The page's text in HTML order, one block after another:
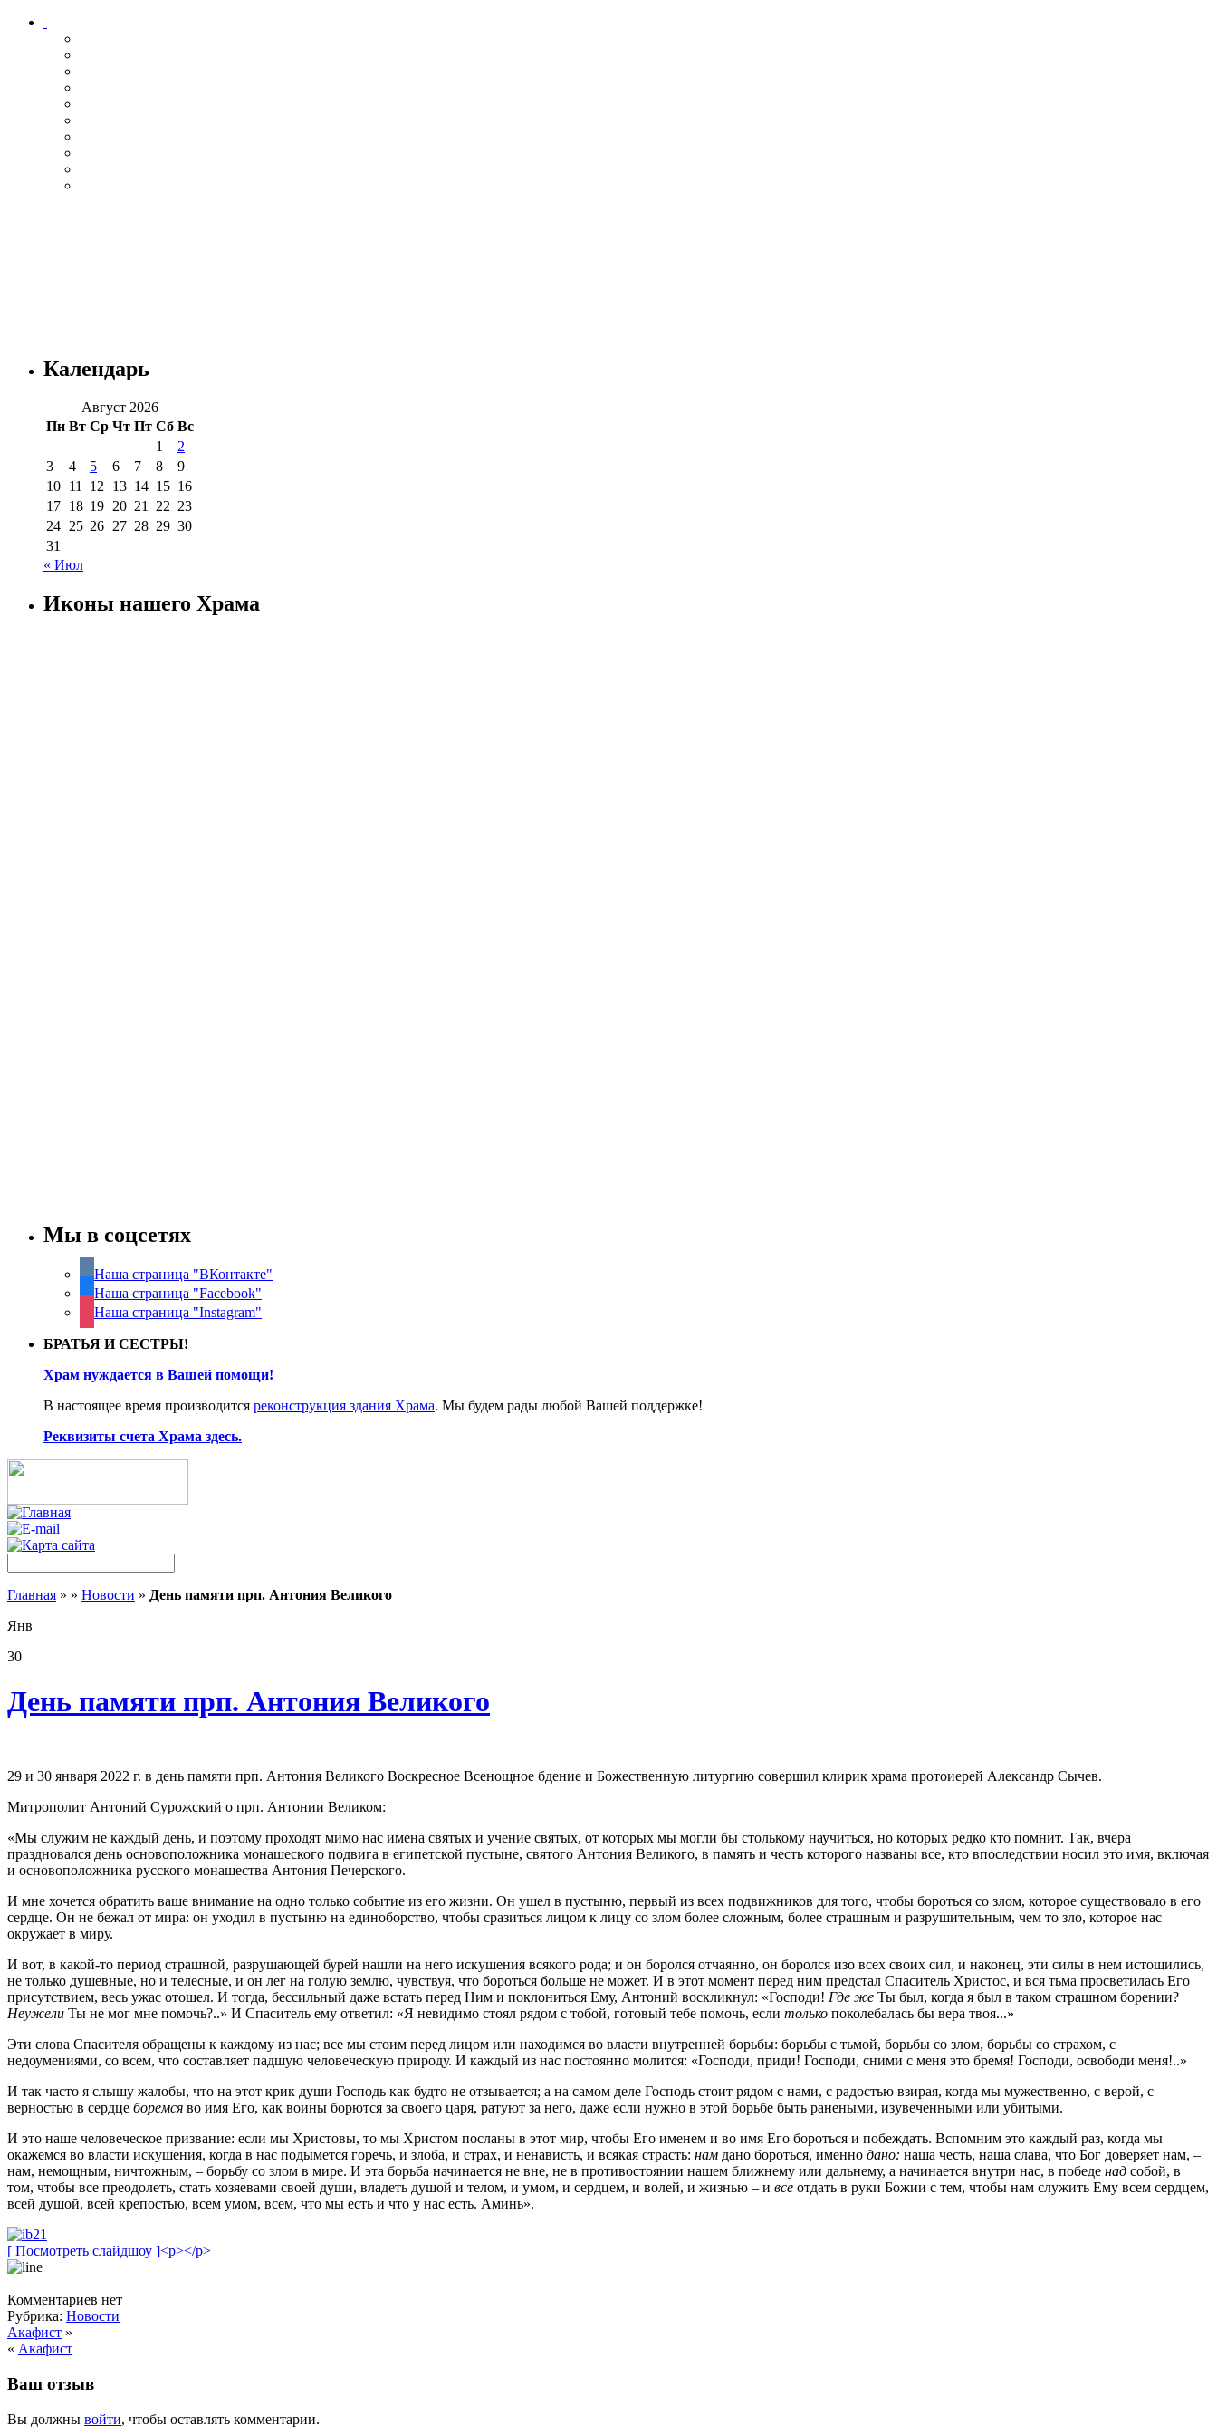
Календарь
Август 2026
Пн Вт Ср Чт Пт Сб Вс
1
2
3
4 5 6 7 8
9
10 11 12 13 14 15 16
17 18 19 20 21 22 23
24 25 26 27 28 29 30
31
« Июл
Иконы нашего Храма
Мы в соцсетях
Наша страница "ВКонтакте"
Наша страница "Facebook"
Наша страница "Instagram"
БРАТЬЯ И СЕСТРЫ!
Храм нуждается в Вашей помощи!
В настоящее время производится реконструкция здания Храма. Мы будем рады любой Вашей поддержке!
Реквизиты счета Храма здесь.
Главная » » Новости » День памяти прп. Антония Великого
Янв
30
День памяти прп. Антония Великого
29 и 30 января 2022 г. в день памяти прп. Антония Великого Воскресное Всенощное бдение и Божественную литургию совершил клирик храма протоиерей Александр Сычев.
Митрополит Антоний Сурожский о прп. Антонии Великом:
«Мы служим не каждый день, и поэтому проходят мимо нас имена святых и учение святых, от которых мы могли бы столькому научиться, но которых редко кто помнит. Так, вчера
праздновался день основоположника монашеского подвига в египетской пустыне, святого Антония Великого, в память и честь которого названы все, кто впоследствии носил это имя, включая
и основоположника русского монашества Антония Печерского.
И мне хочется обратить ваше внимание на одно только событие из его жизни. Он ушел в пустыню, первый из всех подвижников для того, чтобы бороться со злом, которое существовало в его
сердце. Он не бежал от мира: он уходил в пустыню на единоборство, чтобы сразиться лицом к лицу со злом более сложным, более страшным и разрушительным, чем то зло, которое нас
окружает в миру.
И вот, в какой-то период страшной, разрушающей бурей нашли на него искушения всякого рода; и он боролся отчаянно, он боролся изо всех своих сил, и наконец, эти силы в нем истощились,
не только душевные, но и телесные, и он лег на голую землю, чувствуя, что бороться больше не может. И в этот момент перед ним предстал Спаситель Христос, и вся тьма просветилась Его
присутствием, весь ужас отошел. И тогда, бессильный даже встать перед Ним и поклониться Ему, Антоний воскликнул: «Господи! Где же Ты был, когда я был в таком страшном борении?
Неужели Ты не мог мне помочь?..» И Спаситель ему ответил: «Я невидимо стоял рядом с тобой, готовый тебе помочь, если только поколебалась бы вера твоя...»
Эти слова Спасителя обращены к каждому из нас; все мы стоим перед лицом или находимся во власти внутренней борьбы: борьбы с тьмой, борьбы со злом, борьбы со страхом, с
недоумениями, со всем, что составляет падшую человеческую природу. И каждый из нас постоянно молится: «Господи, приди! Господи, сними с меня это бремя! Господи, освободи меня!..»
И так часто я слышу жалобы, что на этот крик души Господь как будто не отзывается; а на самом деле Господь стоит рядом с нами, с радостью взирая, когда мы мужественно, с верой, с
верностью в сердце боремся во имя Его, как воины борются за своего царя, ратуют за него, даже если нужно в этой борьбе быть ранеными, изувеченными или убитыми.
И это наше человеческое призвание: если мы Христовы, то мы Христом посланы в этот мир, чтобы Его именем и во имя Его бороться и побеждать. Вспомним это каждый раз, когда мы
окажемся во власти искушения, когда в нас подымется горечь, и злоба, и страх, и ненависть, и всякая страсть: нам дано бороться, именно дано: наша честь, наша слава, что Бог доверяет нам, –
нам, немощным, ничтожным, – борьбу со злом в мире. И эта борьба начинается не вне, не в противостоянии нашем ближнему или дальнему, а начинается внутри нас, в победе над собой, в
том, чтобы все преодолеть, стать хозяевами своей души, владеть душой и телом, и умом, и сердцем, и волей, и жизнью – и все отдать в руки Божии с тем, чтобы нам служить Ему всем сердцем,
всей душой, всей крепостью, всем умом, всем, что мы есть и что у нас есть. Аминь».
[ Посмотреть слайдшоу ]<p></p>
Комментариев нет
Рубрика: Новости
Акафист »
« Акафист
Ваш отзыв
Вы должны войти, чтобы оставлять комментарии.